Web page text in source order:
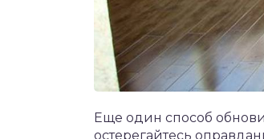
Еще один способ
остерегайтесь